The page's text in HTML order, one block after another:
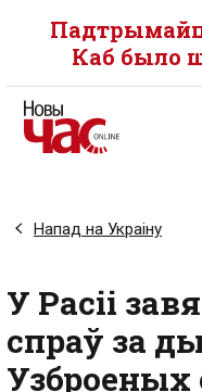
Каб было
Напад на Украіну
У Расіі
спраў за
Узброеных